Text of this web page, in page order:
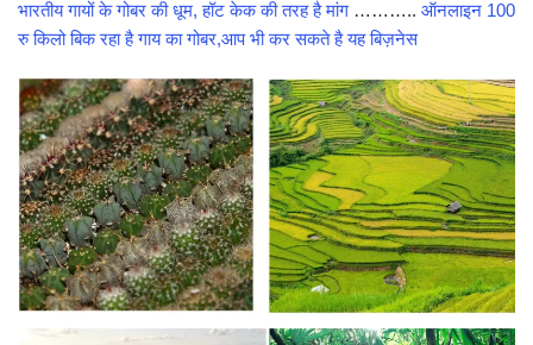
भारतीय गायों के गोबर की धूम, हॉट केक की तरह है मांग ……….. ऑनलाइन 100
रु किलो बिक रहा है गाय का गोबर,आप भी कर सकते है यह बिज़नेस